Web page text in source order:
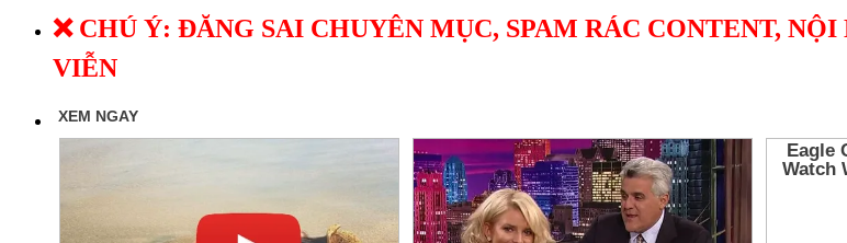
❌ CHÚ Ý: ĐĂNG SAI CHUYÊN MỤC, SPAM RÁC CONTENT,
VIỄN